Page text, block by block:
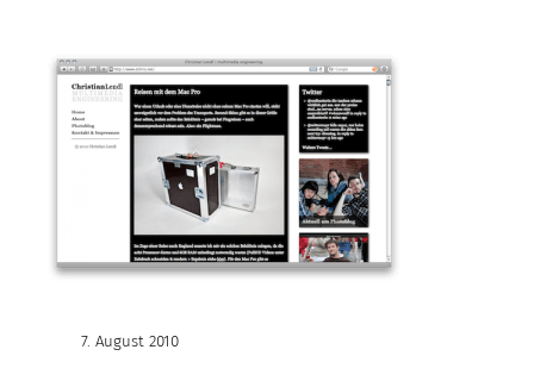
7. August 2010